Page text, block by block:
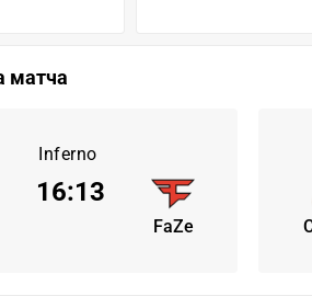
матча
Inferno
FaZe
16:13